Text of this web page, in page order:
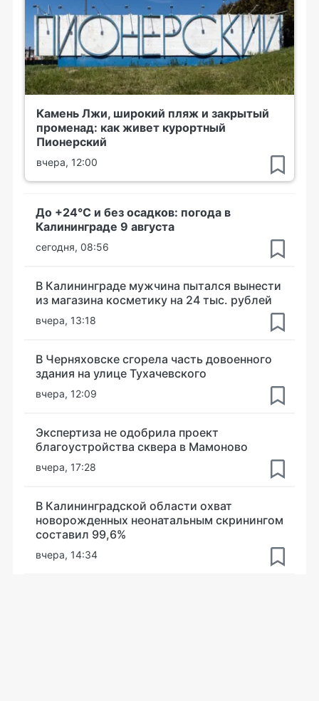
Камень Лжи, широкий пляж и закрытый
променад: как живет курортный
Пионерский
вчера, 12:00
До +24°С и без осадков: погода в
Калининграде 9 августа
сегодня, 08:56
В Калининграде мужчина пытался вынести
из магазина косметику на 24 тыс. рублей
вчера, 13:18
В Черняховске сгорела часть довоенного
здания на улице Тухачевского
вчера, 12:09
Экспертиза не одобрила проект
благоустройства сквера в Мамоново
вчера, 17:28
В Калининградской области охват
новорожденных неонатальным скринингом
составил 99,6%
вчера, 14:34